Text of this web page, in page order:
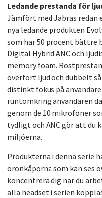
Ledande prestanda för
Jämfört med Jabras redan
nya ledande produkten
som har 50 procent bättre
Digital Hybrid ANC och
memory foam.
överfört ljud och dubbelt
distinkt fokus på
runtomkring användaren
genom de 10 mikrofoner
tydligt och ANC gör att du
miljöerna.
Produkterna i denna serie
öronkåporna som kan ses
koncentrera dig när du
alla headset i serien